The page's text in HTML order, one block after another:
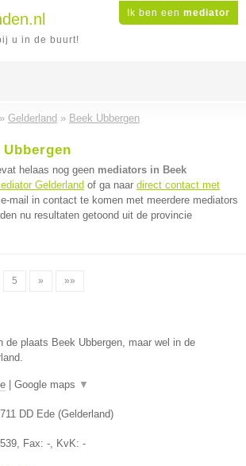
Ik ben een mediator
u in de buurt!
» Gelderland » Beek Ubbergen
helaas nog geen mediators in Beek
Gelderland of ga naar direct contact met
mail in contact te komen met meerdere mediators
nu resultaten getoond uit de provincie
5 » »»
de plaats Beek Ubbergen, maar wel in de
Google maps ▼
DD Ede (Gelderland)
, Fax: -, KvK: -